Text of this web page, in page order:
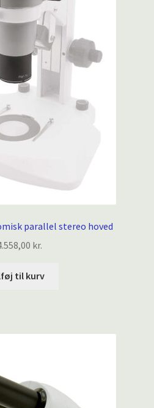
parallel stereo hoved
kr.
til kurv